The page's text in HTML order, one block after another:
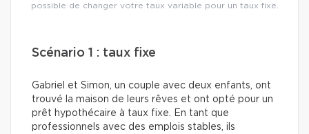
possible de changer votre taux variable pour un taux fixe.
Scénario 1 : taux fixe
Gabriel et Simon, un couple avec deux enfants, ont
trouvé la maison de leurs rêves et ont opté pour un
prêt hypothécaire à taux fixe. En tant que
professionnels avec des emplois stables, ils